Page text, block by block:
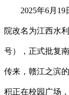
2025年6月19
院改名为江西水
号），正式批复
传来，赣江之滨
积正在校园广场